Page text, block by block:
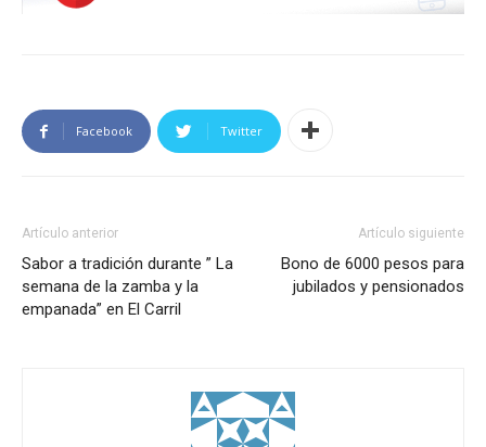
Facebook Twitter
Artículo anterior
Sabor a tradición durante ” La
semana de la zamba y la
empanada” en El Carril
Artículo siguiente
Bono de 6000 pesos para
jubilados y pensionados